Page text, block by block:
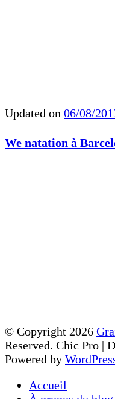
Updated on 06/08/
We natation à
© Copyright 2026
Reserved. Chic Pro |
Powered by
Accueil